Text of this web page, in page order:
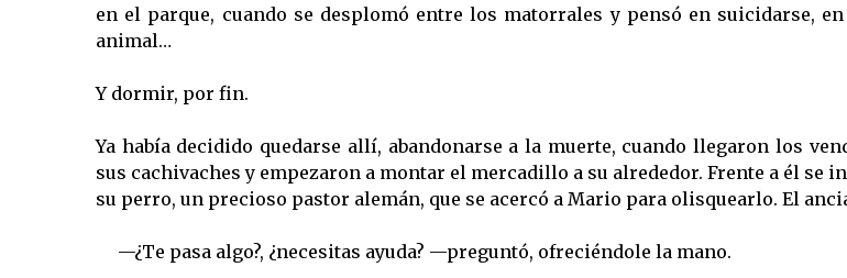
en el parque, cuando se desplomó entre los matorrales y pensó en suicidarse,
animal…
Y dormir, por fin.
Ya había decidido quedarse allí, abandonarse a la muerte, cuando llegaron los
sus cachivaches y empezaron a montar el mercadillo a su alrededor. Frente a él se
su perro, un precioso pastor alemán, que se acercó a Mario para olisquearlo. El
—¿Te pasa algo?, ¿necesitas ayuda? —preguntó, ofreciéndole la mano.